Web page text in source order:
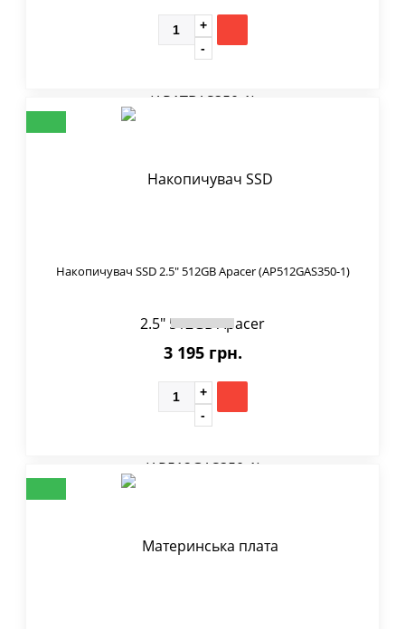
Накопичувач SSD 2.5" 512GB Apacer (AP512GAS350-1)
3 195 грн.